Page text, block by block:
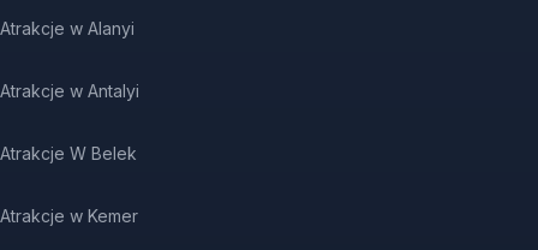
Atrakcje w Alanyi
Atrakcje w Antalyi
Atrakcje W Belek
Atrakcje w Kemer